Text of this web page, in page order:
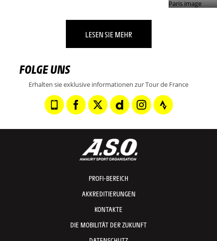
LESEN SIE MEHR
FOLGE UNS
Erhalten sie exklusive informationen zur Tour de France
PROFI-BEREICH
AKKREDITIERUNGEN
KONTAKTE
DIE MOBILITÄT DER ZUKUNFT